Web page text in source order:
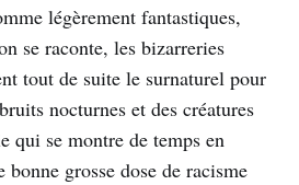
légèrement fantastiques,
se raconte, les bizarreries
tout de suite le surnaturel pour
nocturnes et des créatures
qui se montre de temps en
bonne grosse dose de racisme